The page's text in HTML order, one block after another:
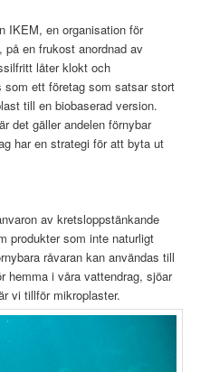
IKEM, en organisation för
en frukost anordnad av
låter klokt och
ett företag som satsar stort
till en biobaserad version.
det gäller andelen förnybar
har en strategi för att byta ut
av kretsloppstänkande
produkter som inte naturligt
råvaran kan användas till
hemma i våra vattendrag, sjöar
vi tillför mikroplaster.